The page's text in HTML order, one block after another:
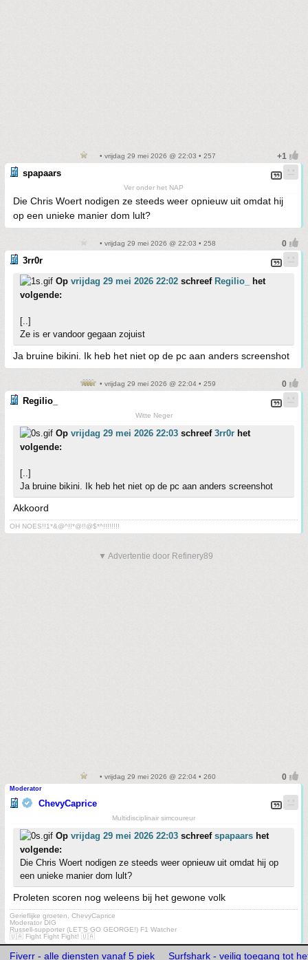
• vrijdag 29 mei 2026 @ 22:03 • 257
spapaars
Ver onder het NAP
Die Chris Woert nodigen ze steeds weer opnieuw uit omdat hij
op een unieke manier dom lult?
• vrijdag 29 mei 2026 @ 22:03 • 258
3rr0r
Op vrijdag 29 mei 2026 22:02 schreef Regilio_
het
volgende:
[..]
Ze is er vandoor gegaan zojuist
Ja bruine bikini. Ik heb het niet op de pc aan anders screenshot
• vrijdag 29 mei 2026 @ 22:04 • 259
Regilio_
Witte Neger
Op vrijdag 29 mei 2026 22:03 schreef 3rr0r het
volgende:
[..]
Ja bruine bikini. Ik heb het niet op de pc aan anders screenshot
Akkoord
OH NOES!!1*&@^!!*@!!@$*^!!!!!!!!
▼ Advertentie door Refinery89
• vrijdag 29 mei 2026 @ 22:04 • 260
Moderator
ChevyCaprice
Multidisciplinair simcoureur
Op vrijdag 29 mei 2026 22:03 schreef spapaars het
volgende:
Die Chris Woert nodigen ze steeds weer opnieuw uit omdat hij op
een unieke manier dom lult?
Proleten scoren nog weleens bij het gewone volk
Gerieflijke groeten, ChevyCaprice
Moderator DIG
Russell-supporter (LET'S GO GEORGE!) F1 Watcher
🇺🇦 Fight Fight Fight! 🇺🇦
Fiverr - alle diensten vanaf 5 piek Surfshark - veilig toegang tot